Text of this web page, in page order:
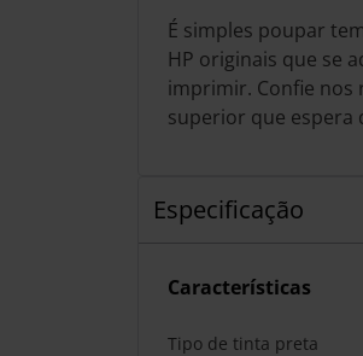
É simples poupar
HP originais que se
imprimir. Confie nos
superior que espera
Especificação
Características
Tipo de tinta preta